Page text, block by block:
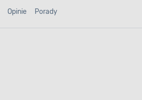
Opinie Porady